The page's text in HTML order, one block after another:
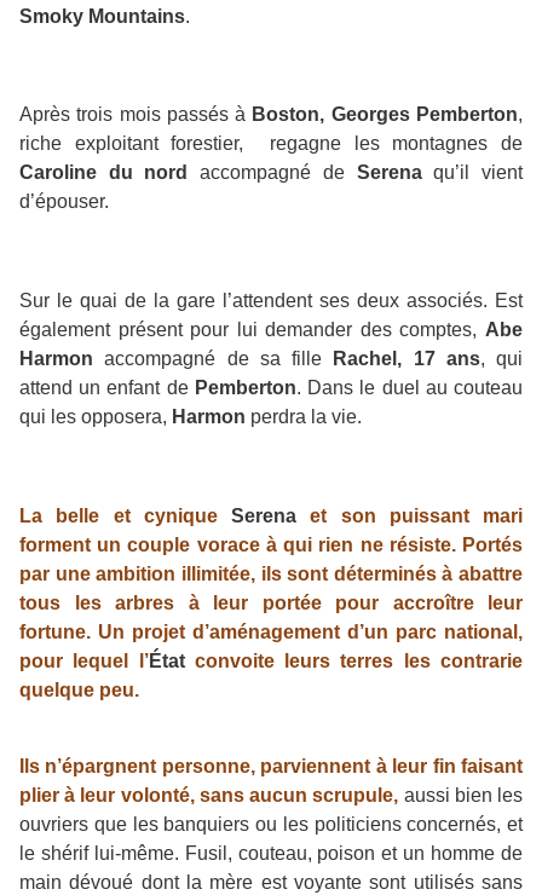
Smoky Mountains.
Après trois mois passés à Boston, Georges Pemberton,
riche exploitant forestier, regagne les montagnes de
Caroline du nord
accompagné de Serenaqu’il vient
d’épouser.
Sur le quai de la gare l’attendent ses deux associés. Est
également présent pour lui demander des comptes, Abe
Harmon accompagné de sa fille Rachel, 17 ans, qui
attend un enfant de Pemberton. Dans le duel au couteau
qui les opposera, Harmon perdra la vie.
La belle et cynique Serena
et son puissant mari
forment un couple vorace à qui rien ne résiste. Portés
par une ambition illimitée, ils sont déterminés à abattre
tous les arbres à leur portée pour accroître leur
fortune. Un projet d’aménagement d’un parc national,
pour lequel
l’État convoite leurs terres les contrarie
quelque peu.
Ils n’épargnent personne, parviennent à leur fin faisant
plier à leur volonté, sans aucun scrupule, aussi bien les
ouvriers que les banquiers ou les politiciens concernés, et
le shérif lui-même. Fusil, couteau, poison et un homme de
main dévoué dont la mère est voyante sont utilisés sans